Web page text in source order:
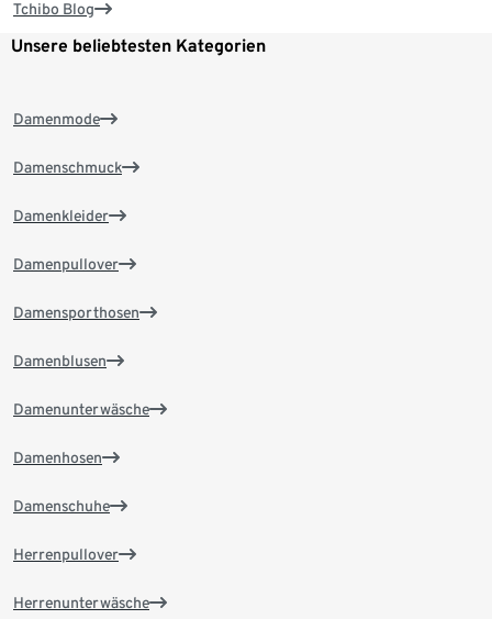
Tchibo Blog
Unsere beliebtesten Kategorien
Damenmode
Damenschmuck
Damenkleider
Damenpullover
Damensporthosen
Damenblusen
Damenunterwäsche
Damenhosen
Damenschuhe
Herrenpullover
Herrenunterwäsche